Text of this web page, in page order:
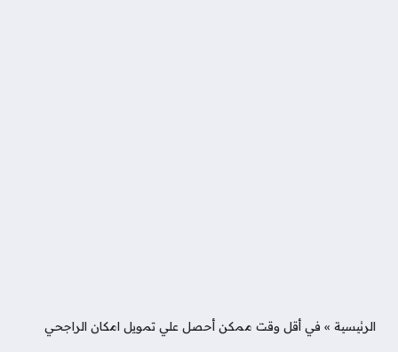
الرئيسية » في أقل وقت ممكن أحصل علي تمويل امكان الراجحي